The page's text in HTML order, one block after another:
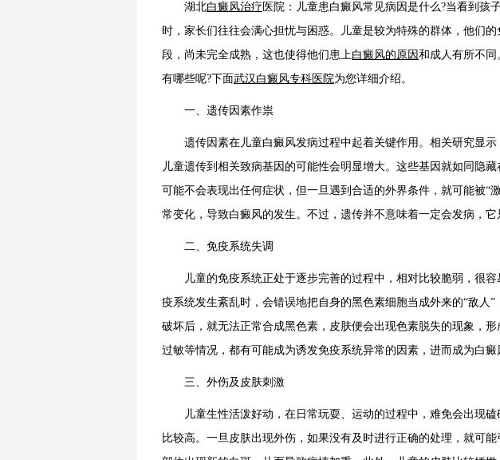
湖北白癜风治疗 医院：儿童患白癜风常见病因是什么?当看到孩
时，家长们往往会满心担忧与困惑。儿童是较为特殊的群体，他们
段，尚未完全成熟，这也使得他们患上白癜风的原因和成人有所不同
有哪些呢?下面武汉白癜风专科医院为您详细介绍。
一、遗传因素作祟
遗传因素在儿童白癜风发病过程中起着关键作用。相关研究显示
儿童遗传到相关致病基因的可能性会明显增大。这些基因就如同隐
可能不会表现出任何症状，但一旦遇到合适的外界条件，就可能被“
常变化，导致白癜风的发生。不过，遗传并不意味着一定会发病，它
二、免疫系统失调
儿童的免疫系统正处于逐步完善的过程中，相对比较脆弱，很容
疫系统发生紊乱时，会错误地把自身的黑色素细胞当成外来的“敌人
破坏后，就无法正常合成黑色素，皮肤便会出现色素脱失的现象，形
过敏等情况，都有可能成为诱发免疫系统异常的因素，进而成为白癜
三、外伤及皮肤刺激
儿童生性活泼好动，在日常玩耍、运动的过程中，难免会出现磕
比较高。一旦皮肤出现外伤，如果没有及时进行正确的处理，就可